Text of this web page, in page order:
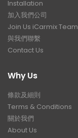
Installation
加入我們公司
Join Us iCarmix Team
與我們聯繫
Contact Us
Why Us
條款及細則
Terms & Conditions
關於我們
About Us